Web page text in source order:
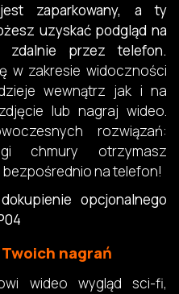
zaparkowany, a ty
uzyskać podgląd na
zdalnie przez telefon.
w zakresie widoczności
wewnątrz jak i na
lub nagraj wideo.
rozwiązań:
chmury otrzymasz
na telefon!
opcjonalnego
nagrań
wideo wygląd sci-fi,